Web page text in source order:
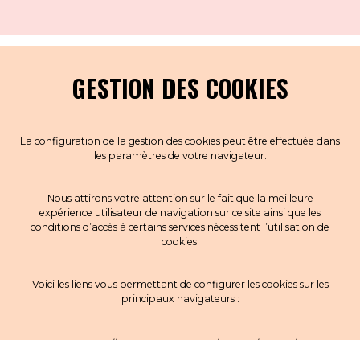
GESTION DES COOKIES
La configuration de la gestion des cookies peut être effectuée dans
les paramètres de votre navigateur.
Nous attirons votre attention sur le fait que la meilleure
expérience utilisateur de navigation sur ce site ainsi que les
conditions d’accès à certains services nécessitent l’utilisation de
cookies.
Voici les liens vous permettant de configurer les cookies sur les
principaux navigateurs :